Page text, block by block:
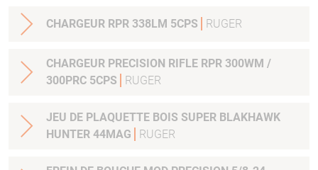
CHARGEUR RPR 338LM 5CPS RUGER
CHARGEUR PRECISION RIFLE RPR 300WM /
300PRC 5CPS
RUGER
JEU DE PLAQUETTE BOIS SUPER BLAKHAWK
HUNTER 44MAG
RUGER